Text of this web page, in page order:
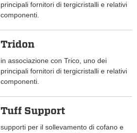
principali fornitori di tergicristalli e relativi
componenti.
Tridon
in associazione con Trico, uno dei
principali fornitori di tergicristalli e relativi
componenti.
Tuff Support
supporti per il sollevamento di cofano e